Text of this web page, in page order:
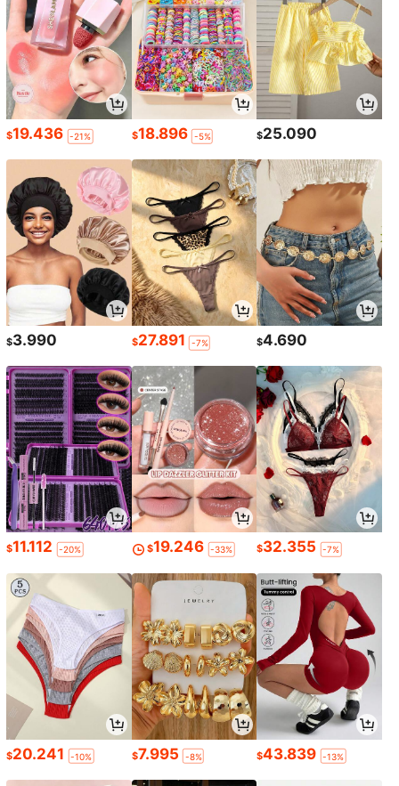
$19.436 -21% $18.896 -5% $25.090
$3.990 $27.891 -7% $4.690
$11.112 -20% $19.246 -33% $32.355 -7%
$20.241 -10% $7.995 -8% $43.839 -13%